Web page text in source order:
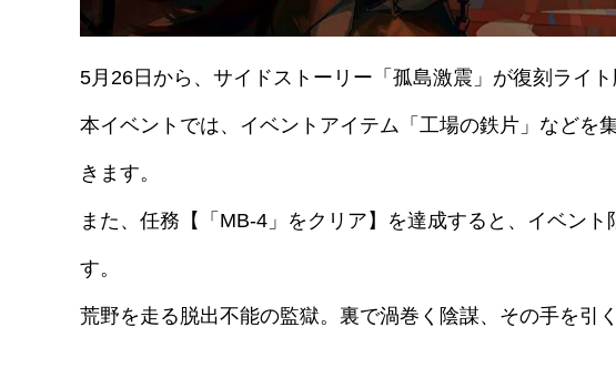
5月26日から、サイドストーリー「孤島激震」が復刻ライト
本イベントでは、イベントアイテム「工場の鉄片」などを
きます。
また、任務【「MB-4」をクリア】を達成すると、イベン
す。
荒野を走る脱出不能の監獄。裏で渦巻く陰謀、その手を